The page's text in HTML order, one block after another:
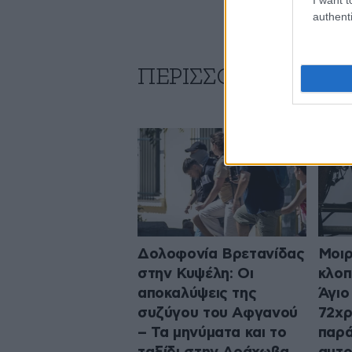
ΠΕΡΙΣΣΟΤΕΡΑ ΑΠΟ
Δολοφονία Βρετανίδας
στην Κυψέλη: Οι
αποκαλύψεις της
συζύγου του Αφγανού
– Τα μηνύματα και το